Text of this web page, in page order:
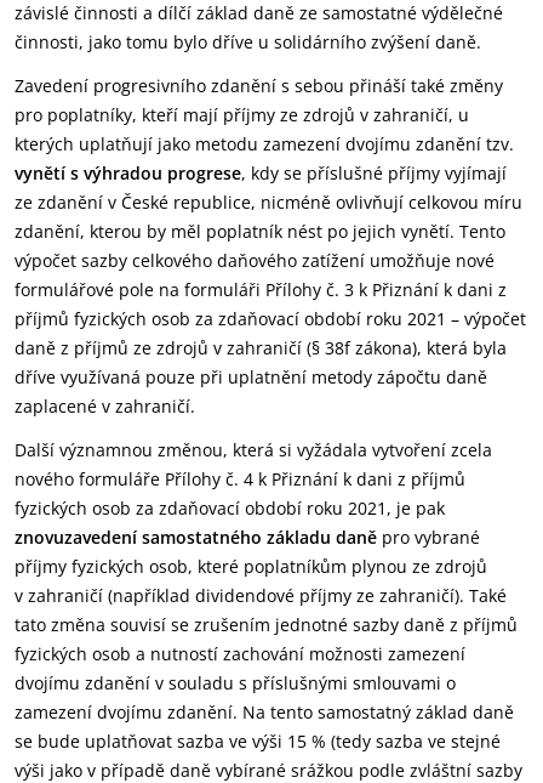
závislé činnosti a dílčí základ daně ze samostatné výdělečné
činnosti, jako tomu bylo dříve u solidárního zvýšení daně.
Zavedení progresivního zdanění s sebou přináší také změny
pro poplatníky, kteří mají příjmy ze zdrojů v zahraničí, u
kterých uplatňují jako metodu zamezení dvojímu zdanění tzv.
vynětí s výhradou progrese, kdy se příslušné příjmy vyjímají
ze zdanění v České republice, nicméně ovlivňují celkovou míru
zdanění, kterou by měl poplatník nést po jejich vynětí. Tento
výpočet sazby celkového daňového zatížení umožňuje nové
formulářové pole na formuláři Přílohy č. 3 k Přiznání k dani z
příjmů fyzických osob za zdaňovací období roku 2021 – výpočet
daně z příjmů ze zdrojů v zahraničí (§ 38f zákona), která byla
dříve využívaná pouze při uplatnění metody zápočtu daně
zaplacené v zahraničí.
Další významnou změnou, která si vyžádala vytvoření zcela
nového formuláře Přílohy č. 4 k Přiznání k dani z příjmů
fyzických osob za zdaňovací období roku 2021, je pak
znovuzavedení samostatného základu daně pro vybrané
příjmy fyzických osob, které poplatníkům plynou ze zdrojů
v zahraničí (například dividendové příjmy ze zahraničí). Také
tato změna souvisí se zrušením jednotné sazby daně z příjmů
fyzických osob a nutností zachování možnosti zamezení
dvojímu zdanění v souladu s příslušnými smlouvami o
zamezení dvojímu zdanění. Na tento samostatný základ daně
se bude uplatňovat sazba ve výši 15 % (tedy sazba ve stejné
výši jako v případě daně vybírané srážkou podle zvláštní sazby